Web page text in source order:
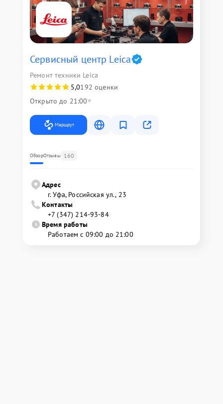
Сервисный центр Leica
Ремонт техники Leica
5,0192 оценки
Открыто до 21:00
Маршрут
ОбзорОтзывы 160
Адрес
г. Уфа, Российская ул., 23
Контакты
+7 (347) 214-93-84
Время работы
Работаем с 09:00 до 21:00